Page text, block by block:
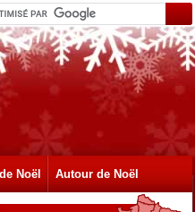
Noël Autour de Noël